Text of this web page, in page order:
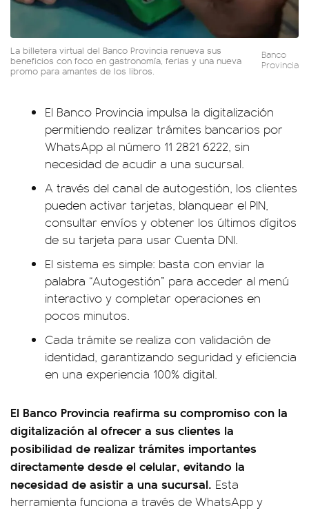
La billetera virtual del Banco Provincia renueva sus
beneficios con foco en gastronomía, ferias y una nueva
promo para amantes de los libros.
Banco
Provincia
El Banco Provincia impulsa la digitalización
permitiendo realizar trámites bancarios por
WhatsApp al número 11 2821 6222, sin
necesidad de acudir a una sucursal.
A través del canal de autogestión, los clientes
pueden activar tarjetas, blanquear el PIN,
consultar envíos y obtener los últimos dígitos
de su tarjeta para usar Cuenta DNI.
El sistema es simple: basta con enviar la
palabra “Autogestión” para acceder al menú
interactivo y completar operaciones en
pocos minutos.
Cada trámite se realiza con validación de
identidad, garantizando seguridad y eficiencia
en una experiencia 100% digital.
El Banco Provincia reafirma su compromiso con la
digitalización al ofrecer a sus clientes la
posibilidad de realizar trámites importantes
directamente desde el celular, evitando la
necesidad de asistir a una sucursal. Esta
herramienta funciona a través de WhatsApp y